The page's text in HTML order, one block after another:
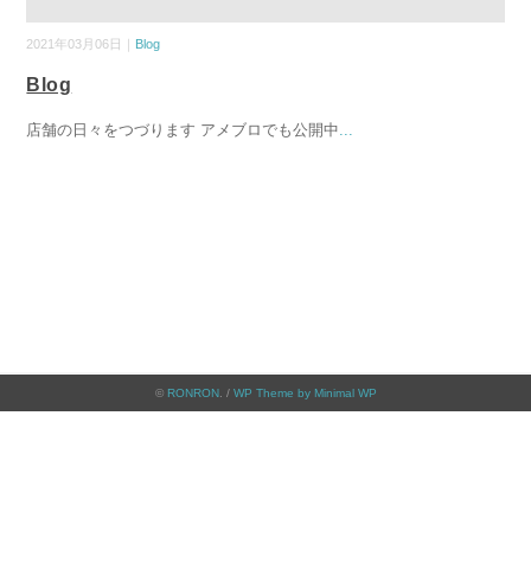
2021年03月06日｜ Blog
Blog
店舗の日々をつづります アメブロでも公開中
© RONRON. / WP Theme by Minimal WP